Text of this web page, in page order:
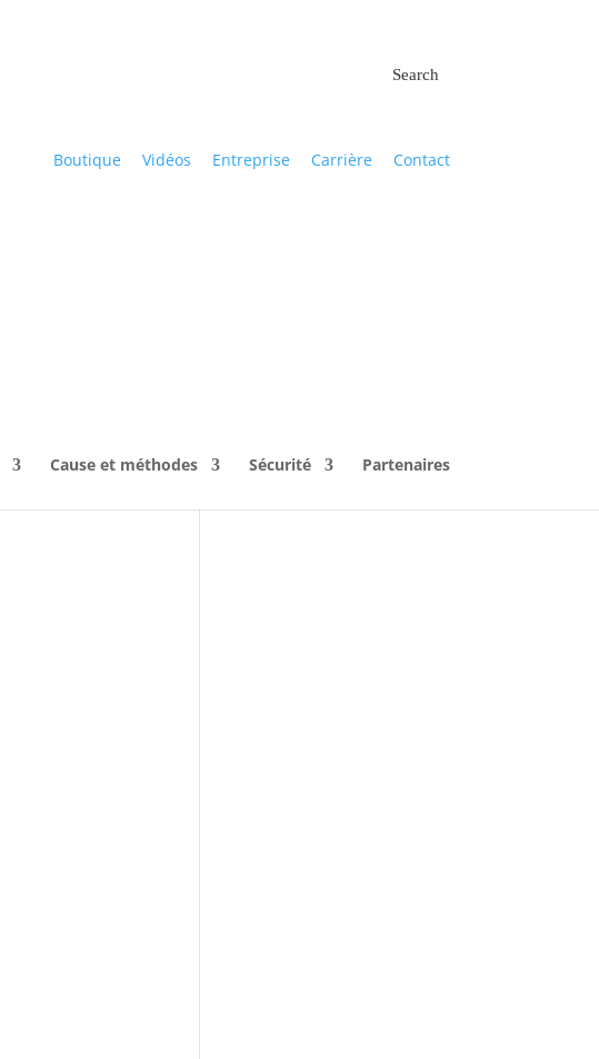
Search
Boutique Vidéos Entreprise Carrière Contact
Cause et méthodes Sécurité Partenaires